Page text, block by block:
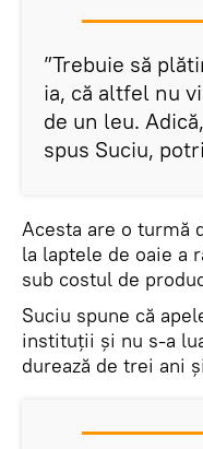
”Trebuie să
ia, că altfel nu
de un leu.
spus Suciu,
Acesta are o turmă
la laptele de oaie a
sub costul de
Suciu spune că
instituții și nu s-a
durează de trei ani